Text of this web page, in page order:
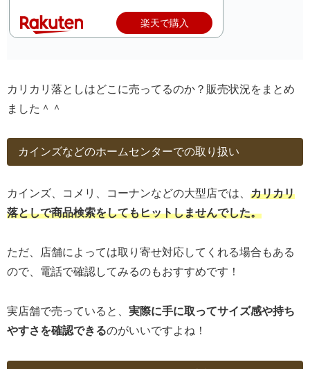
楽天で購入
カリカリ落としはどこに売ってるのか？販売状況をまとめ
ました＾＾
カインズなどのホームセンターでの取り扱い
カインズ、コメリ、コーナンなどの大型店では、 カリカリ
落としで商品検索をしてもヒットしませんでした。
ただ、店舗によっては取り寄せ対応してくれる場合もある
ので、電話で確認してみるのもおすすめです！
実店舗で売っていると、 実際に手に取ってサイズ感や持ち
やすさを確認できるのがいいですよね！